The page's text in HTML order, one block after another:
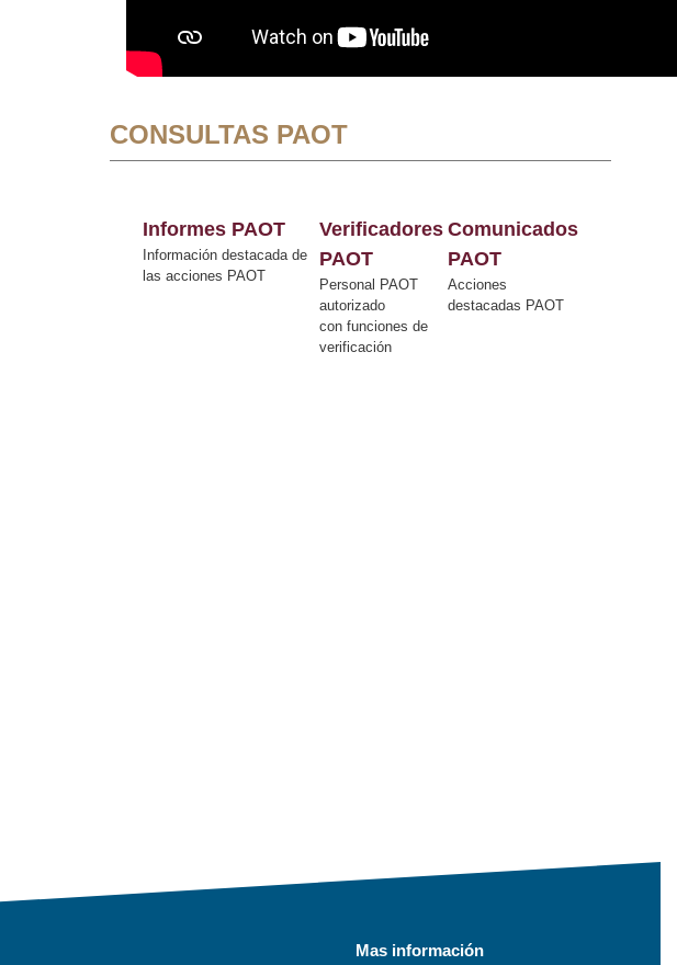
CONSULTAS PAOT
Informes PAOT
Información destacada de
las acciones PAOT
Verificadores
PAOT
Personal PAOT
autorizado
con funciones de
verificación
Comunicados
PAOT
Acciones
destacadas PAOT
Mas información